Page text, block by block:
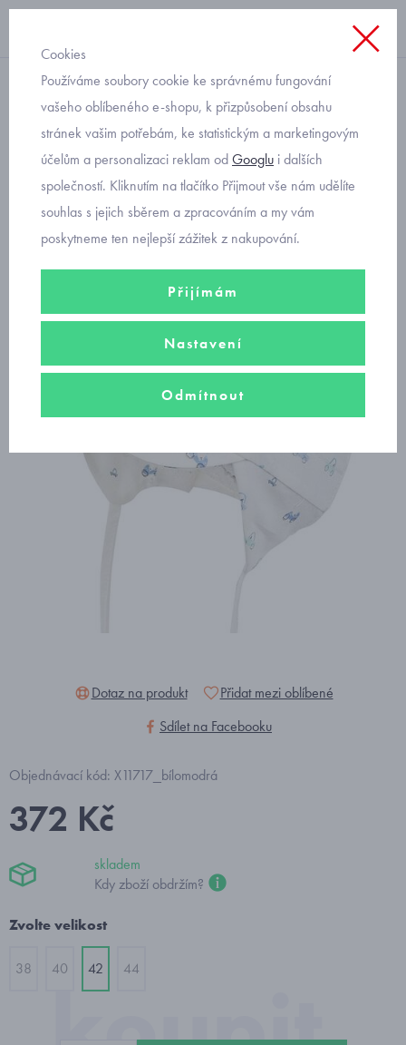
na zavazování
letní čepička pro miminko
chlapečka Jamiks Bertil
Dotaz na produkt
Přidat mezi oblíbené
Sdílet na Facebooku
Objednávací kód: X11717_bílomodrá
372 Kč
skladem
Kdy zboží obdržím?
Zvolte velikost
38 40 42 44
Cookies
Používáme soubory cookie ke správnému fungování
vašeho oblíbeného e-shopu, k přizpůsobení obsahu
stránek vašim potřebám, ke statistickým a marketingovým
účelům a personalizaci reklam odGooglu i dalších
společností. Kliknutím na tlačítko Přijmout vše nám udělíte
souhlas s jejich sběrem a zpracováním a my vám
poskytneme ten nejlepší zážitek z nakupování.
Přijímám
Nastavení
Odmítnout